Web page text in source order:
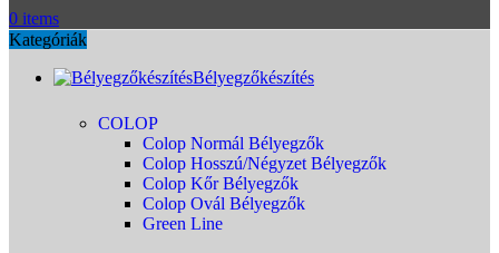
0 items
Kategóriák
Bélyegzőkészítés
COLOP
Colop Normál Bélyegzők
Colop Hosszú/Négyzet Bélyegzők
Colop Kőr Bélyegzők
Colop Ovál Bélyegzők
Green Line